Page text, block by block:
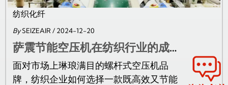
纺织化纤
BySEIZEAIR / 2024-12-20
萨震节能空压机在纺织行业的成功应用，助力新疆某纺织厂高质量发展
面对市场上琳琅满目的螺杆式空压机品
牌，纺织企业如何选择一款既高效又节能